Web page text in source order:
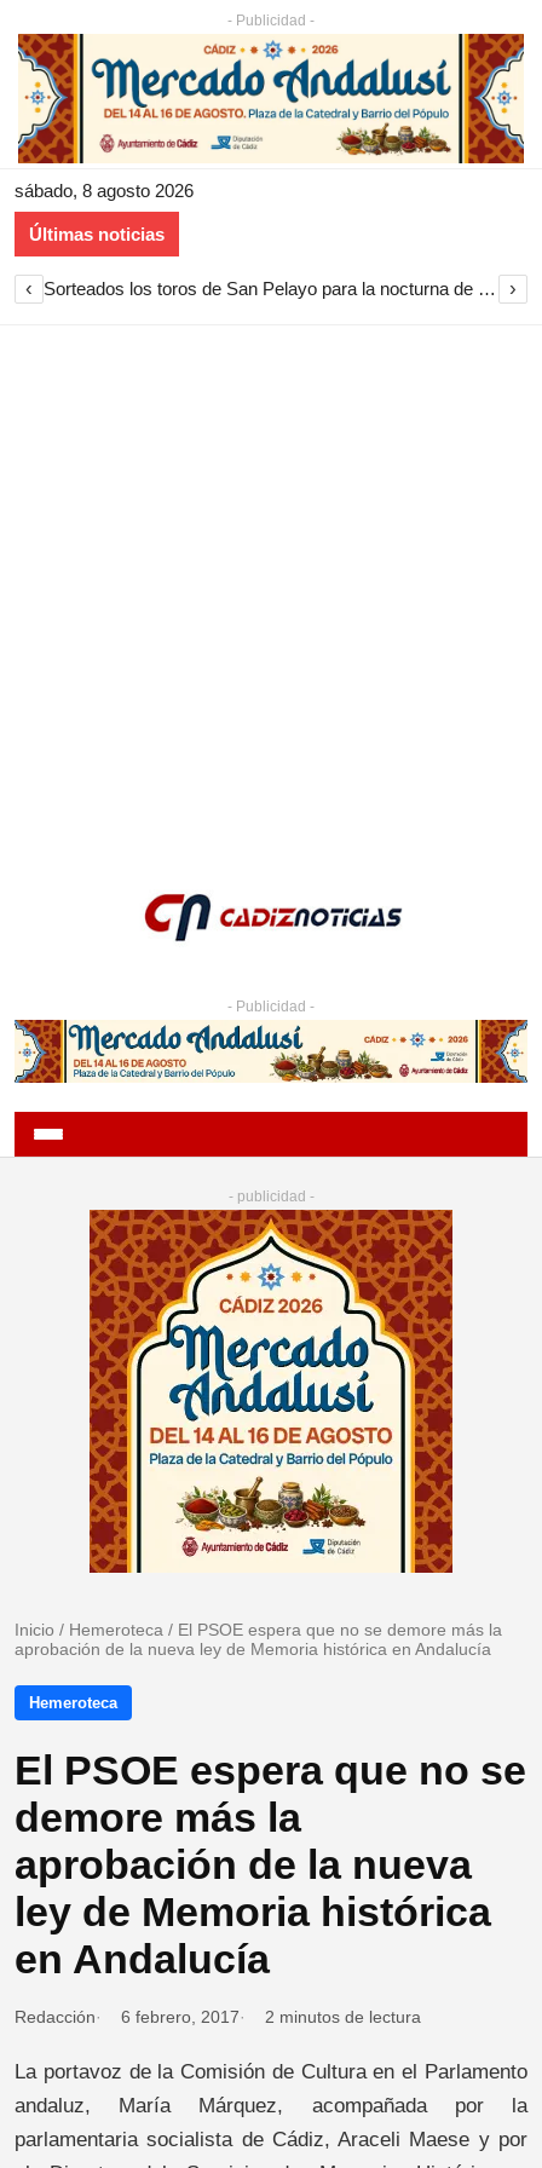
- Publicidad -
sábado, 8 agosto 2026
Últimas noticias
‹ Sorteados los toros de San Pelayo para la nocturna de rejones en El Puerto de Santa María ›
- Publicidad -
- publicidad -
Inicio / Hemeroteca / El PSOE espera que no se demore más la
aprobación de la nueva ley de Memoria histórica en Andalucía
Hemeroteca
El PSOE espera que no se
demore más la
aprobación de la nueva
ley de Memoria histórica
en Andalucía
Redacción 6 febrero, 2017 2 minutos de lectura
La portavoz de la Comisión de Cultura en el Parlamento
andaluz, María Márquez, acompañada por la
parlamentaria socialista de Cádiz, Araceli Maese y por